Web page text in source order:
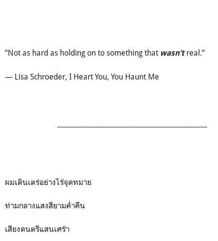
“Not as hard as holding on to something that wasn’treal.”
— Lisa Schroeder, I Heart You, You Haunt Me
ผมเดินเตร่อย่างไร้จุดหมาย
ท่ามกลางแสงสียามค่ำคืน
เสียงดนตรีแสนเศร้า